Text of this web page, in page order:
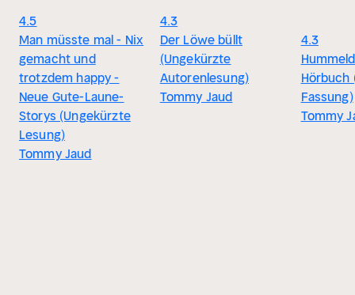
4.5
Man müsste mal - Nix
gemacht und
trotzdem happy -
Neue Gute-Laune-
Storys (Ungekürzte
Lesung)
Tommy Jaud
4.3
Der Löwe büllt
(Ungekürzte
Autorenlesung)
Tommy Jaud
4.3
Hörbuch
Fassung)
Tommy